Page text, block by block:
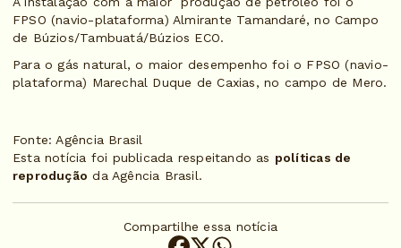
FPSO (navio-plataforma) Almirante Tamandaré, no Campo
de Búzios/Tambuatá/Búzios ECO.
Para o gás natural, o maior desempenho foi o FPSO (navio-
plataforma) Marechal Duque de Caxias, no campo de Mero.
Fonte: Agência Brasil
Esta notícia foi publicada respeitando as políticas de
reprodução da Agência Brasil.
Compartilhe essa notícia